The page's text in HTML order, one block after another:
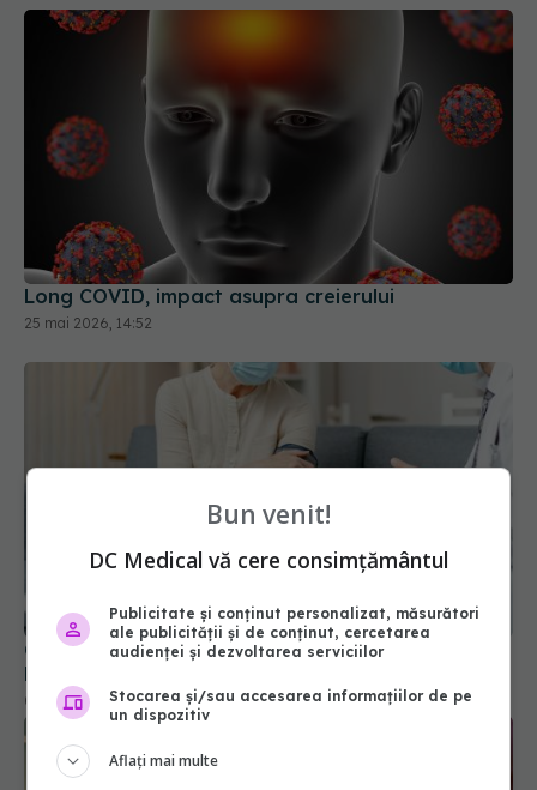
Long COVID, impact asupra creierului
25 mai 2026, 14:52
COVID, încă un efect negativ. Duce la
hipertensiune arterială și boli cardiovasculare
04 sep 2023, 09:32
Bun venit!
DC Medical vă cere consimțământul
Publicitate și conținut personalizat, măsurători
ale publicității și de conținut, cercetarea
audienței și dezvoltarea serviciilor
Stocarea și/sau accesarea informațiilor de pe
un dispozitiv
Aflați mai multe